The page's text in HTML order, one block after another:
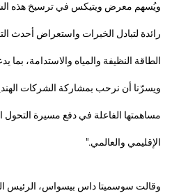
ويُسهم معرض ويتيكس في ترسيخ هذه
رائدة لتبادل الخبرات واستعراض أحدث
الطاقة النظيفة والمياه والاستدامة، بما
ويسرّنا أن نرحب بمشاركة الشركات
مساهمتها الفاعلة في دفع مسيرة التحول
الإقليمي والعالمي."
وقالت سوسميتا داس بيسواس، الرئيس